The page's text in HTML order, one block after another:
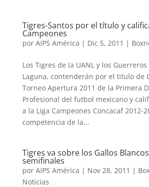
Tigres-Santos por el título y
Campeones
por AIPS América | Dic 5, 2011 |
Los Tigres de la UANL y los
Laguna, contenderán por el titulo de
Torneo Apertura 2011 de la Primera
Profesional del futbol mexicano y
a la Liga Campeones Concacaf 2012-
competencia de la...
Tigres va sobre los Gallos
semifinales
por AIPS América | Nov 28, 2011 |
Noticias